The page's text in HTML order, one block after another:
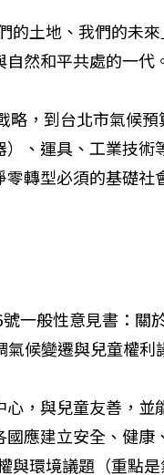
的土地、我們的未
然和平共處的一代
，到台北市氣候預
、運具、工業技術
轉型必須的基礎社
一般性意見書：關
候變遷與兒童權利
，與兒童友善，並
應建立安全、健康
環境議題（重點是